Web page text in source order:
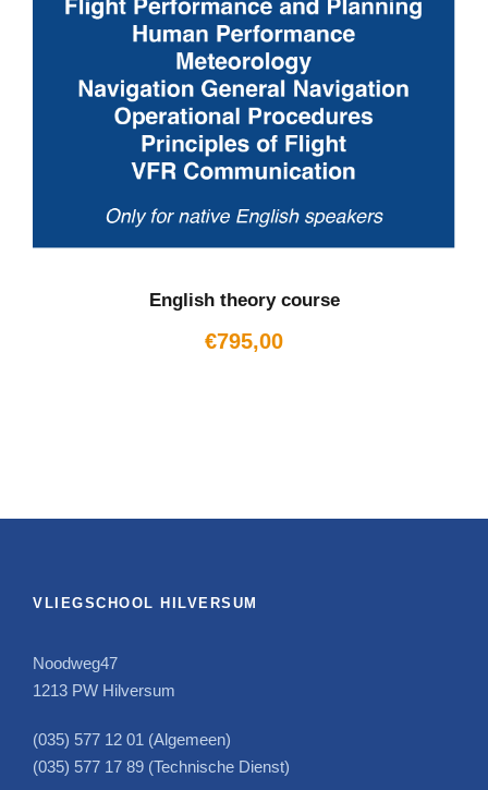
English theory course
€795,00
VLIEGSCHOOL HILVERSUM
Noodweg47
1213 PW Hilversum
(035) 577 12 01 (Algemeen)
(035) 577 17 89 (Technische Dienst)